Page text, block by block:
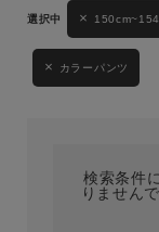
性別
MENS
カラーパンツ
検索条件
りません